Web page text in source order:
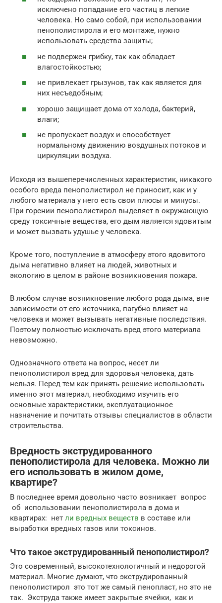
исключено попадание его частиц в легкие
человека. Но само собой, при использовании
пенополистирола и его монтаже, нужно
использовать средства защиты;
не подвержен грибку, так как обладает
влагостойкостью;
не привлекает грызунов, так как является для
них несъедобным;
хорошо защищает дома от холода, бактерий,
влаги;
не пропускает воздух и способствует
нормальному движению воздушных потоков и
циркуляции воздуха.
Исходя из вышеперечисленных характеристик, никакого
особого вреда пенополистирол не приносит, как и у
любого материала у него есть свои плюсы и минусы.
При горении пенополистирол выделяет в окружающую
среду токсичные вещества, его дым является ядовитым
и может вызвать удушье у человека.
Кроме того, поступление в атмосферу этого ядовитого
дыма негативно влияет на людей, животных и
экологию в целом в районе возникновения пожара.
В любом случае возникновение любого рода дыма, вне
зависимости от его источника, пагубно влияет на
человека и может вызывать негативные последствия.
Поэтому полностью исключать вред этого материала
невозможно.
Однозначного ответа на вопрос, несет ли
пенополистирол вред для здоровья человека, дать
нельзя. Перед тем как принять решение использовать
именно этот материал, необходимо изучить его
основные характеристики, эксплуатационное
назначение и почитать отзывы специалистов в области
строительства.
Вредность экструдированного
пенополистирола для человека. Можно ли
его использовать в жилом доме,
квартире?
В последнее время довольно часто возникает вопрос
об использовании пенополистирола в дома и
квартирах: нет ли вредных веществ в составе или
выработки вредных газов или токсинов.
Что такое экструдированный пенополистирол?
Это современный, высокотехнологичный и недорогой
материал. Многие думают, что экструдированный
пенополистирол это тот же самый пенопласт, но это не
так. Экструда также имеет закрытые ячейки, как и